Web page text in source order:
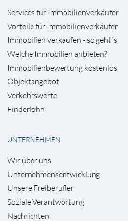
Services für Immobilienverkäufer
Vorteile für Immobilienverkäufer
Immobilien verkaufen - so geht´s
Welche Immobilien anbieten?
Immobilienbewertung kostenlos
Objektangebot
Verkehrswerte
Finderlohn
UNTERNEHMEN
Wir über uns
Unternehmensentwicklung
Unsere Freiberufler
Soziale Verantwortung
Nachrichten